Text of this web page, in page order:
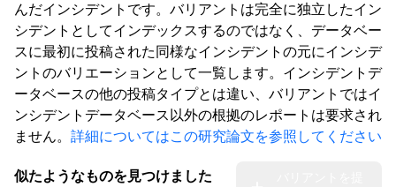
んだインシデントです。バリアントは完全に独立したイン
シデントとしてインデックスするのではなく、データベー
スに最初に投稿された同様なインシデントの元にインシデ
ントのバリエーションとして一覧します。インシデントデ
ータベースの他の投稿タイプとは違い、バリアントではイ
ンシデントデータベース以外の根拠のレポートは要求され
ません。 詳細についてはこの研究論文を参照してください
似たようなものを見つけました